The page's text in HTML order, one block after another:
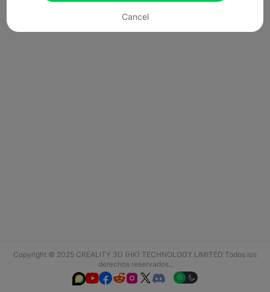
Copyright © 2025 CREALITY 3D (HK) TECHNOLOGY LIMITED Todos los
derechos reservados.,
  
Cancel